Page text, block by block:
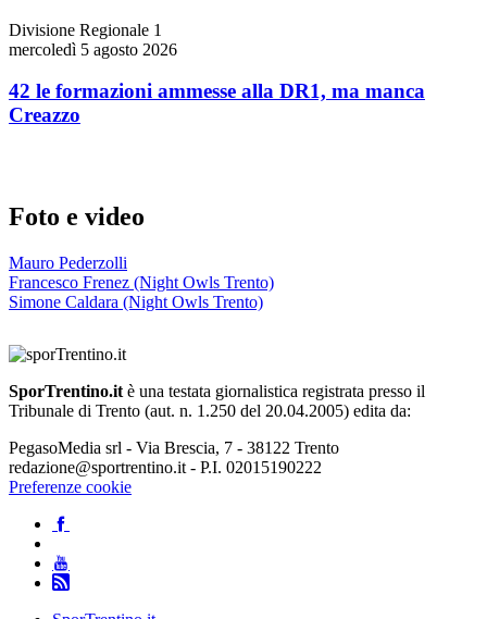
Divisione Regionale 1
mercoledì 5 agosto 2026
42 le formazioni ammesse alla DR1, ma manca
Creazzo
Foto e video
Mauro Pederzolli
Francesco Frenez (Night Owls Trento)
Simone Caldara (Night Owls Trento)
SporTrentino.it è una testata giornalistica registrata presso il
Tribunale di Trento (aut. n. 1.250 del 20.04.2005) edita da:
PegasoMedia srl - Via Brescia, 7 - 38122 Trento
redazione@sportrentino.it - P.I. 02015190222
Preferenze cookie